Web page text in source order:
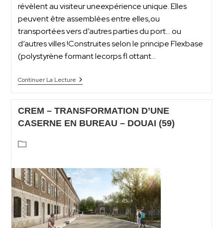
révèlent au visiteur uneexpérience unique. Elles
peuvent être assemblées entre elles,ou
transportées vers d’autres parties du port… ou
d’autres villes !Construites selon le principe Flexbase
(polystyrène formant lecorps fl ottant…
Continuer La Lecture
CREM – TRANSFORMATION D’UNE
CASERNE EN BUREAU – DOUAI (59)